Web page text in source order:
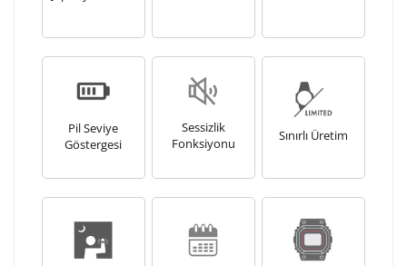
Pil Seviye
Göstergesi
Sessizlik
Fonksiyonu
Sınırlı Üretim